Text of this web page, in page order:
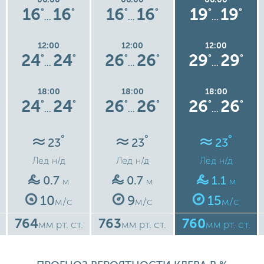
16°
… 16°
12:00
24°
… 24°
18:00
24°
… 24°
23°
Лед н/д
0.7 м
10м/с
764мм рт. ст.
16°
… 16°
12:00
26°
… 26°
18:00
26°
… 26°
23°
Лед н/д
0.7 м
9м/с
763мм рт. ст.
19°
… 19°
12:00
29°
… 29°
18:00
26°
… 26°
23°
Лед н/д
1.1 м
15м/с
760мм рт. ст.